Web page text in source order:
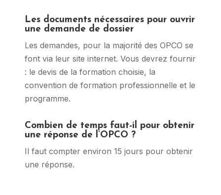
Les documents nécessaires pour ouvrir
une demande de dossier
Les demandes, pour la majorité des OPCO se
font via leur site internet. Vous devrez fournir
: le devis de la formation choisie, la
convention de formation professionnelle et le
programme.
Combien de temps faut-il pour obtenir
une réponse de l’OPCO ?
Il faut compter environ 15 jours pour obtenir
une réponse.